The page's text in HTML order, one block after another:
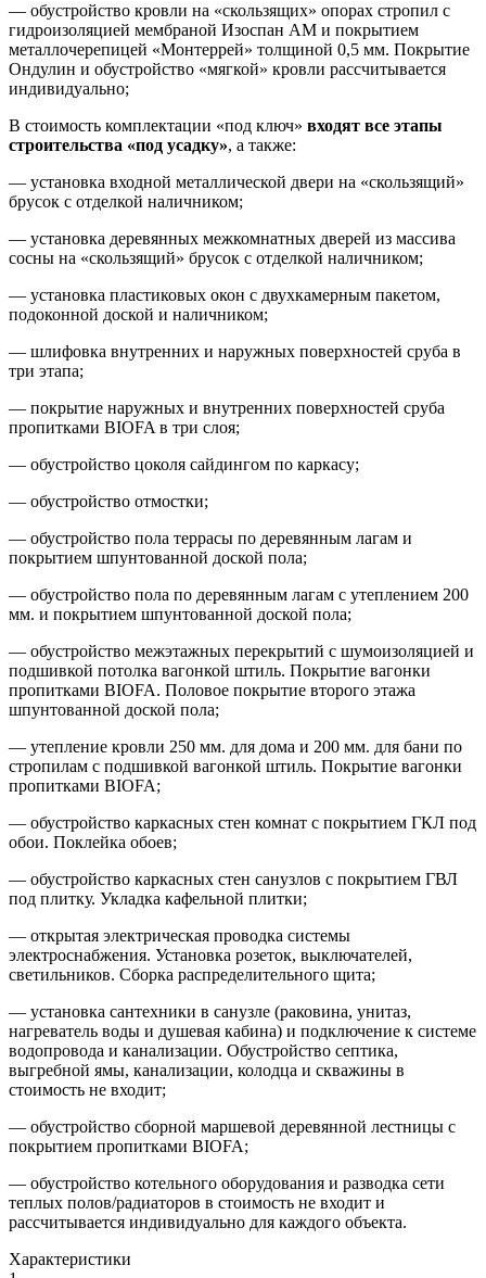
— обустройство кровли на «скользящих» опорах стропил с
гидроизоляцией мембраной Изоспан АМ и покрытием
металлочерепицей «Монтеррей» толщиной 0,5 мм. Покрытие
Ондулин и обустройство «мягкой» кровли рассчитывается
индивидуально;
В стоимость комплектации «под ключ» входят все этапы
строительства «под усадку», а также:
— установка входной металлической двери на «скользящий»
брусок с отделкой наличником;
— установка деревянных межкомнатных дверей из массива
сосны на «скользящий» брусок с отделкой наличником;
— установка пластиковых окон с двухкамерным пакетом,
подоконной доской и наличником;
— шлифовка внутренних и наружных поверхностей сруба в
три этапа;
— покрытие наружных и внутренних поверхностей сруба
пропитками BIOFA в три слоя;
— обустройство цоколя сайдингом по каркасу;
— обустройство отмостки;
— обустройство пола террасы по деревянным лагам и
покрытием шпунтованной доской пола;
— обустройство пола по деревянным лагам с утеплением 200
мм. и покрытием шпунтованной доской пола;
— обустройство межэтажных перекрытий с шумоизоляцией и
подшивкой потолка вагонкой штиль. Покрытие вагонки
пропитками BIOFA. Половое покрытие второго этажа
шпунтованной доской пола;
— утепление кровли 250 мм. для дома и 200 мм. для бани по
стропилам с подшивкой вагонкой штиль. Покрытие вагонки
пропитками BIOFA;
— обустройство каркасных стен комнат с покрытием ГКЛ под
обои. Поклейка обоев;
— обустройство каркасных стен санузлов с покрытием ГВЛ
под плитку. Укладка кафельной плитки;
— открытая электрическая проводка системы
электроснабжения. Установка розеток, выключателей,
светильников. Сборка распределительного щита;
— установка сантехники в санузле (раковина, унитаз,
нагреватель воды и душевая кабина) и подключение к системе
водопровода и канализации. Обустройство септика,
выгребной ямы, канализации, колодца и скважины в
стоимость не входит;
— обустройство сборной маршевой деревянной лестницы с
покрытием пропитками BIOFA;
— обустройство котельного оборудования и разводка сети
теплых полов/радиаторов в стоимость не входит и
рассчитывается индивидуально для каждого объекта.
Характеристики